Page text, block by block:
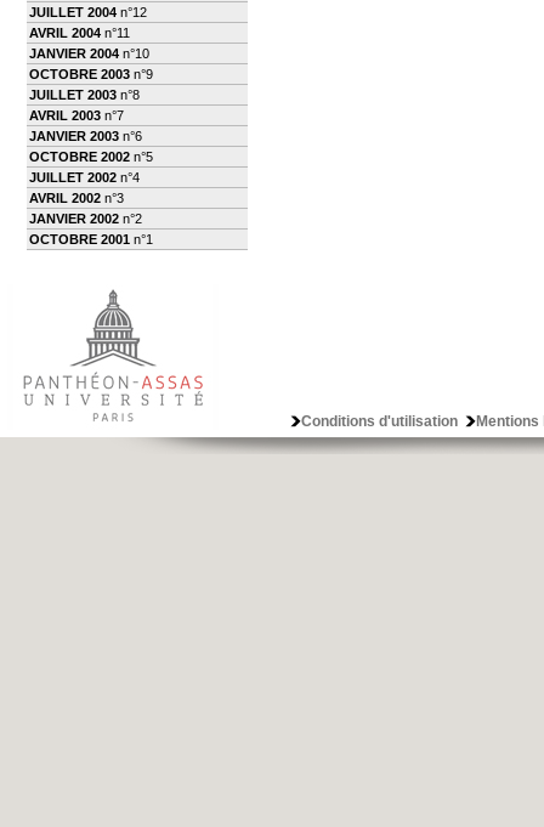
JUILLET 2004 n°12
AVRIL 2004 n°11
JANVIER 2004 n°10
OCTOBRE 2003 n°9
JUILLET 2003 n°8
AVRIL 2003 n°7
JANVIER 2003 n°6
OCTOBRE 2002 n°5
JUILLET 2002 n°4
AVRIL 2002 n°3
JANVIER 2002 n°2
OCTOBRE 2001 n°1
Conditions d'utilisation Mentions